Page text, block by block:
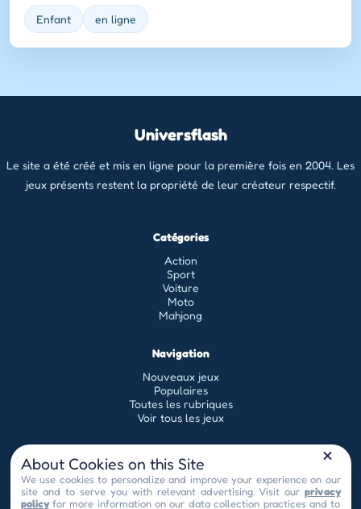
Enfant en ligne
Universflash
Le site a été créé et mis en ligne pour la première fois en 2004. Les
jeux présents restent la propriété de leur créateur respectif.
Catégories
Action
Sport
Voiture
Moto
Mahjong
Navigation
Nouveaux jeux
Populaires
Toutes les rubriques
Voir tous les jeux
Légal
Conditions générales d'utilisation
Politique de confidentialité
About Cookies on this Site
We use cookies to personalize and improve your experience on our
site and to serve you with relevant advertising. Visit our privacy
policyfor more information on our data collection practices and to